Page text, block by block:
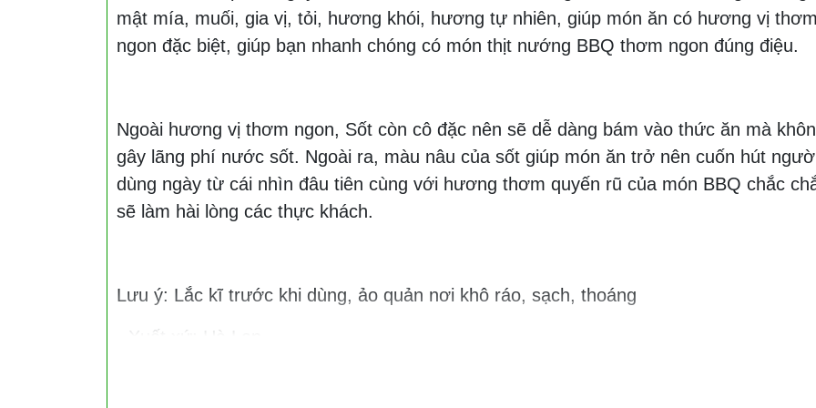
mật mía, muối, gia vị, tỏi, hương khói, hương tự nhiên, giúp món ăn có hương vị thơm
ngon đặc biệt, giúp bạn nhanh chóng có món thịt nướng BBQ thơm ngon đúng điệu.
Ngoài hương vị thơm ngon, Sốt còn cô đặc nên sẽ dễ dàng bám vào thức ăn mà
gây lãng phí nước sốt. Ngoài ra, màu nâu của sốt giúp món ăn trở nên cuốn hút
dùng ngày từ cái nhìn đâu tiên cùng với hương thơm quyến rũ của món BBQ chắc
sẽ làm hài lòng các thực khách.
Lưu ý: Lắc kĩ trước khi dùng, ảo quản nơi khô ráo, sạch, thoáng
- Xuất xứ: Hà Lan